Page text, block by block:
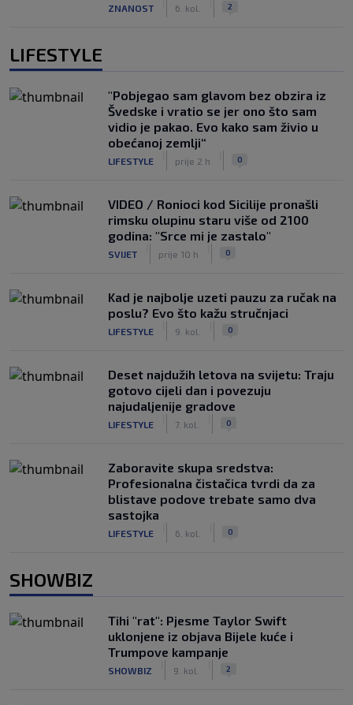
ZNANOST 6. kol. 2
LIFESTYLE
"Pobjegao sam glavom bez obzira iz
Švedske i vratio se jer ono što sam
vidio je pakao. Evo kako sam živio u
obećanoj zemlji“
LIFESTYLE prije 2 h 0
VIDEO / Ronioci kod Sicilije pronašli
rimsku olupinu staru više od 2100
godina: "Srce mi je zastalo"
SVIJET prije 10 h 0
Kad je najbolje uzeti pauzu za ručak na
poslu? Evo što kažu stručnjaci
LIFESTYLE 9. kol. 0
Deset najdužih letova na svijetu: Traju
gotovo cijeli dan i povezuju
najudaljenije gradove
LIFESTYLE 7. kol. 0
Zaboravite skupa sredstva:
Profesionalna čistačica tvrdi da za
blistave podove trebate samo dva
sastojka
LIFESTYLE 6. kol. 0
SHOWBIZ
Tihi "rat": Pjesme Taylor Swift
uklonjene iz objava Bijele kuće i
Trumpove kampanje
SHOWBIZ 9. kol. 2